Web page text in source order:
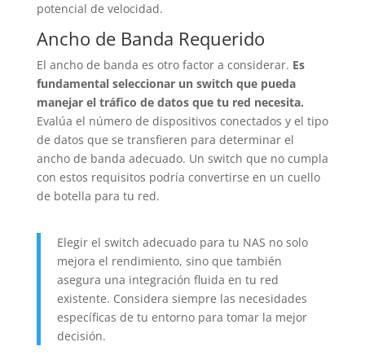
potencial de velocidad.
Ancho de Banda Requerido
El ancho de banda es otro factor a considerar. Es
fundamental seleccionar un switch que pueda
manejar el tráfico de datos que tu red necesita.
Evalúa el número de dispositivos conectados y el tipo
de datos que se transfieren para determinar el
ancho de banda adecuado. Un switch que no cumpla
con estos requisitos podría convertirse en un cuello
de botella para tu red.
Elegir el switch adecuado para tu NAS no solo
mejora el rendimiento, sino que también
asegura una integración fluida en tu red
existente. Considera siempre las necesidades
específicas de tu entorno para tomar la mejor
decisión.